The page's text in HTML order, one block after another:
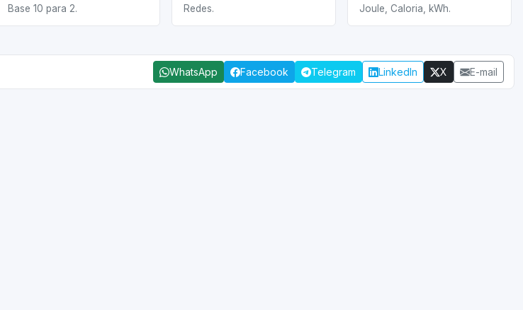
Base 10 para 2. Redes. Joule, Caloria, kWh.
WhatsApp Facebook Telegram LinkedIn X E-mail